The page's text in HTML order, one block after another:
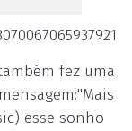
fez uma
esse sonho